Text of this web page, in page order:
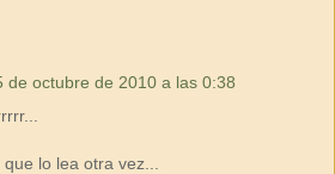
de octubre de 2010 a las 0:38
lo lea otra vez...